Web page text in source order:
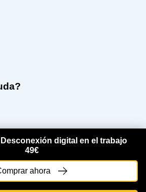
digital en el trabajo
49€
ahora